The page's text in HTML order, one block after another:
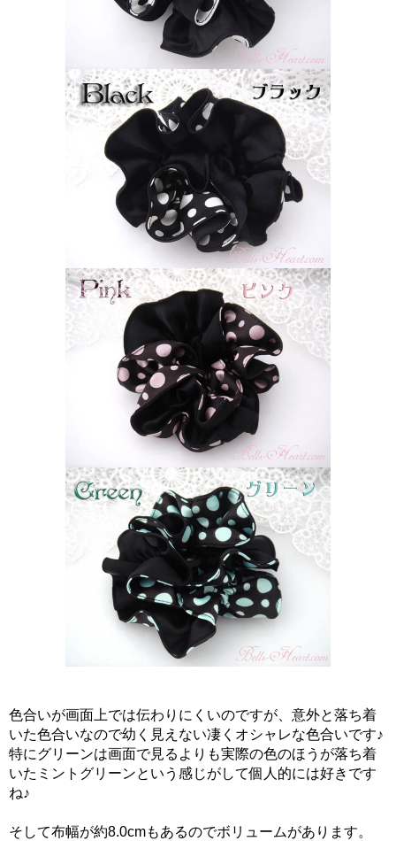
色合いが画面上では伝わりにくいのですが、意外と落ち着
いた色合いなので幼く見えない凄くオシャレな色合いです♪
特にグリーンは画面で見るよりも実際の色のほうが落ち着
いたミントグリーンという感じがして個人的には好きです
ね♪
そして布幅が約8.0cmもあるのでボリュームがあります。